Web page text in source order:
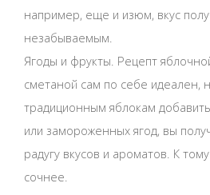
например, еще и изюм, вкус
незабываемым.
Ягоды и фрукты. Рецепт
сметаной сам по себе идеален,
традиционным яблокам
или замороженных ягод, вы
радугу вкусов и ароматов. К
сочнее.